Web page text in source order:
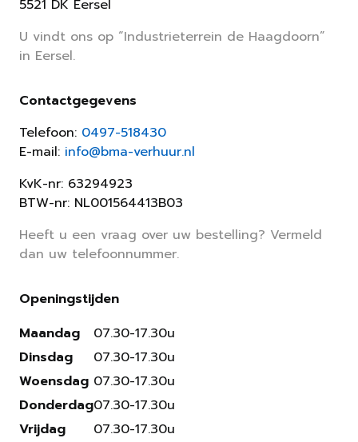
5521 DK Eersel
U vindt ons op “Industrieterrein de Haagdoorn”
in Eersel.
Contactgegevens
Telefoon: 0497-518430
E-mail: info@bma-verhuur.nl
KvK-nr: 63294923
BTW-nr: NL001564413B03
Heeft u een vraag over uw bestelling? Vermeld
dan uw telefoonnummer.
Openingstijden
Maandag
Dinsdag
Woensdag
Donderdag
Vrijdag
07.30-17.30u
07.30-17.30u
07.30-17.30u
07.30-17.30u
07.30-17.30u